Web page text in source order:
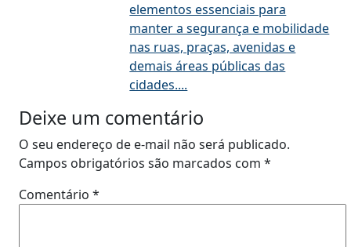
elementos essenciais para
manter a segurança e mobilidade
nas ruas, praças, avenidas e
demais áreas públicas das
cidades....
Deixe um comentário
O seu endereço de e-mail não será publicado.
Campos obrigatórios são marcados com *
Comentário *